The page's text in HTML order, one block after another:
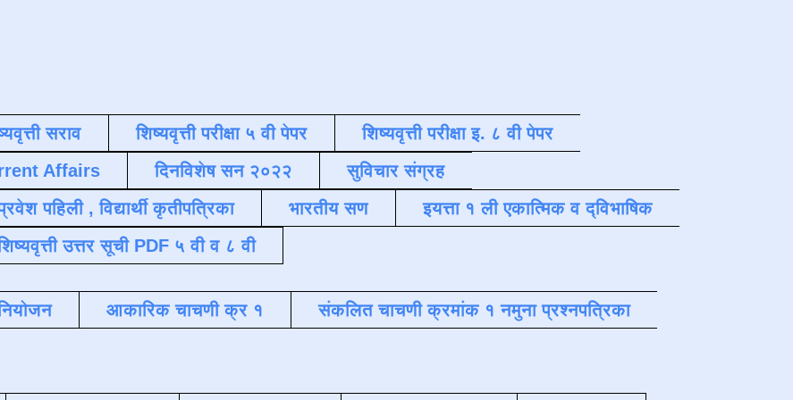
सराव शिष्यवृत्ती परीक्षा ५ वी पेपर
शिष्यवृत्ती परीक्षा इ. ८ वी पेपर
Affairs दिनविशेष सन २०२२
सुविचार संग्रह
पहिली , विद्यार्थी कृतीपत्रिका भारतीय सण
इयत्ता १ ली एकात्मिक व द्विभाषिक
उत्तर सूची PDF ५ वी व ८ वी
आकारिक चाचणी क्र १
संकलित चाचणी क्रमांक १ नमुना प्रश्नपत्रिका